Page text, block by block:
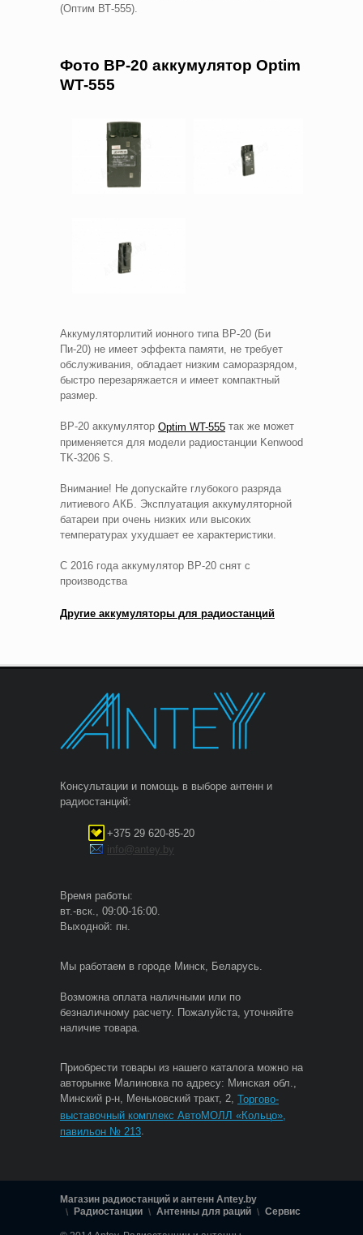
(Оптим ВТ-555).
Фото BP-20 аккумулятор Optim
WT-555
Аккумуляторлитий ионного типа BP-20 (Би
Пи-20) не имеет эффекта памяти, не требует
обслуживания, обладает низким саморазрядом,
быстро перезаряжается и имеет компактный
размер.
BP-20 аккумулятор Optim WT-555 так же может
применяется для модели радиостанции Kenwood
TK-3206 S.
Внимание! Не допускайте глубокого разряда
литиевого АКБ. Эксплуатация аккумуляторной
батареи при очень низких или высоких
температурах ухудшает ее характеристики.
С 2016 года аккумулятор BP-20 снят с
производства
Другие аккумуляторы для радиостанций
Консультации и помощь в выборе антенн и
радиостанций:
+375 29 620-85-20
info@antey.by
Время работы:
вт.-вск., 09:00-16:00.
Выходной: пн.
Мы работаем в городе Минск, Беларусь.
Возможна оплата наличными или по
безналичному расчету. Пожалуйста, уточняйте
наличие товара.
Приобрести товары из нашего каталога можно на
авторынке Малиновка по адресу: Минская обл.,
Минский р-н, Меньковский тракт, 2, Торгово-
выставочный комплекс АвтоМОЛЛ «Кольцо»,
павильон № 213
Магазин радиостанций и антенн Antey.by
Радиостанции
Антенны для раций Сервис